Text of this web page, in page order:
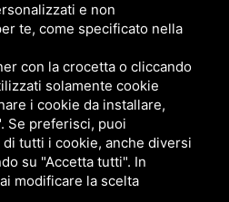
SITO È PROTETTO DA GOOGLE
E TERMS OF SERVICEDI GOOGLE.
e non
te, come specificato nella
con la crocetta o cliccando
solamente cookie
i cookie da installare,
Se preferisci, puoi
tutti i cookie, anche diversi
su "Accetta tutti". In
modificare la scelta